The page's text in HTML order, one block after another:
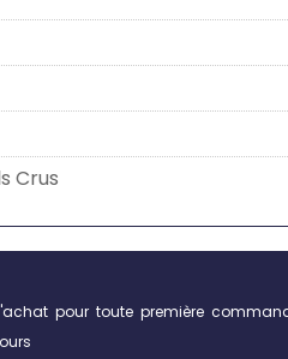
Crus
pour toute première